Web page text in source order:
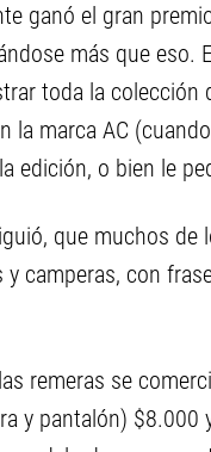
ganó el gran
más que
toda la colección
la marca AC
edición, o bien le
que muchos
camperas, con
remeras se
y pantalón) $8.000